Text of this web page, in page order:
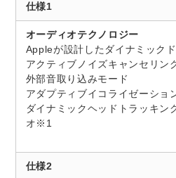
仕様1
オーディオテクノロジー
Appleが設計したダイナミック
アクティブノイズキャンセリン
外部音取り込みモード
アダプティブイコライゼーショ
ダイナミックヘッドトラッキン
オ※1
仕様2